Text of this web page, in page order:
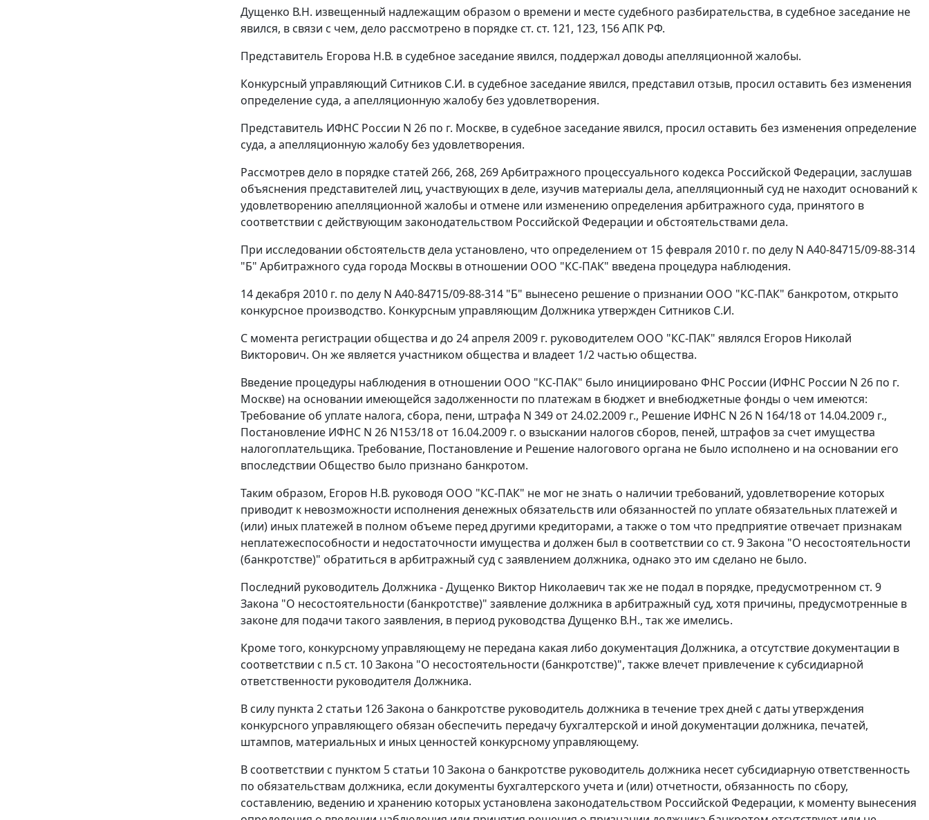
Дущенко В.Н. извещенный надлежащим образом о времени и месте судебного разбирательства, в судебное заседание не
явился, в связи с чем, дело рассмотрено в порядке ст. ст. 121, 123, 156АПК РФ.
Представитель Егорова Н.В. в судебное заседание явился, поддержал доводы апелляционной жалобы.
Конкурсный управляющий Ситников С.И. в судебное заседание явился, представил отзыв, просил оставить без изменения
определение суда, а апелляционную жалобу без удовлетворения.
Представитель ИФНС России N 26 по г. Москве, в судебное заседание явился, просил оставить без изменения определение
суда, а апелляционную жалобу без удовлетворения.
Рассмотрев дело в порядке статей 266, 268, 269Арбитражного процессуального кодекса Российской Федерации, заслушав
объяснения представителей лиц, участвующих в деле, изучив материалы дела, апелляционный суд не находит оснований к
удовлетворению апелляционной жалобы и отмене или изменению определения арбитражного суда, принятого в
соответствии с действующим законодательством Российской Федерации и обстоятельствами дела.
При исследовании обстоятельств дела установлено, что определением от 15 февраля 2010 г. по делу N А40-84715/09-88-314
"Б" Арбитражного суда города Москвы в отношении ООО "КС-ПАК" введена процедура наблюдения.
14 декабря 2010 г. по делу N А40-84715/09-88-314 "Б" вынесено решение о признании ООО "КС-ПАК" банкротом, открыто
конкурсное производство. Конкурсным управляющим Должника утвержден Ситников С.И.
С момента регистрации общества и до 24 апреля 2009 г. руководителем ООО "КС-ПАК" являлся Егоров Николай
Викторович. Он же является участником общества и владеет 1/2 частью общества.
Введение процедуры наблюдения в отношении ООО "КС-ПАК" было инициировано ФНС России (ИФНС России N 26 по г.
Москве) на основании имеющейся задолженности по платежам в бюджет и внебюджетные фонды о чем имеются:
Требование об уплате налога, сбора, пени, штрафа N 349 от 24.02.2009 г., Решение ИФНС N 26 N 164/18 от 14.04.2009 г.,
Постановление ИФНС N 26 N153/18 от 16.04.2009 г. о взыскании налогов сборов, пеней, штрафов за счет имущества
налогоплательщика. Требование, Постановление и Решение налогового органа не было исполнено и на основании его
впоследствии Общество было признано банкротом.
Таким образом, Егоров Н.В. руководя ООО "КС-ПАК" не мог не знать о наличии требований, удовлетворение которых
приводит к невозможности исполнения денежных обязательств или обязанностей по уплате обязательных платежей и
(или) иных платежей в полном объеме перед другими кредиторами, а также о том что предприятие отвечает признакам
неплатежеспособности и недостаточности имущества и должен был в соответствии со ст. 9Закона "О несостоятельности
(банкротстве)" обратиться в арбитражный суд с заявлением должника, однако это им сделано не было.
Последний руководитель Должника - Дущенко Виктор Николаевич так же не подал в порядке, предусмотренном ст. 9
Закона "О несостоятельности (банкротстве)" заявление должника в арбитражный суд, хотя причины, предусмотренные в
законе для подачи такого заявления, в период руководства Дущенко В.Н., так же имелись.
Кроме того, конкурсному управляющему не передана какая либо документация Должника, а отсутствие документации в
соответствии с п.5 ст. 10Закона "О несостоятельности (банкротстве)", также влечет привлечение к субсидиарной
ответственности руководителя Должника.
В силу пункта 2 статьи 126Закона о банкротстве руководитель должника в течение трех дней с даты утверждения
конкурсного управляющего обязан обеспечить передачу бухгалтерской и иной документации должника, печатей,
штампов, материальных и иных ценностей конкурсному управляющему.
В соответствии с пунктом 5 статьи 10Закона о банкротстве руководитель должника несет субсидиарную ответственность
по обязательствам должника, если документы бухгалтерского учета и (или) отчетности, обязанность по сбору,
составлению, ведению и хранению которых установлена законодательством Российской Федерации, к моменту вынесения